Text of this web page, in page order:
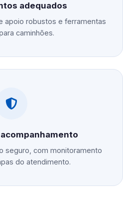
adequados
apoio robustos e ferramentas
caminhões.
seguro, com monitoramento
do atendimento.